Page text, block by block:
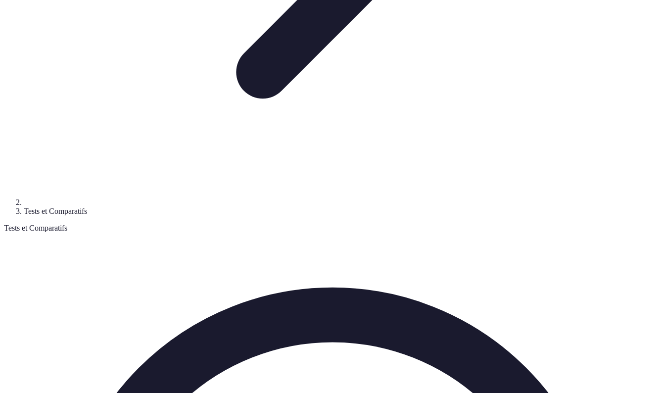
Tests et Comparatifs
Tests et Comparatifs